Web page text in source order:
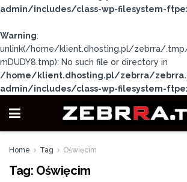
admin/includes/class-wp-filesystem-
Warning:
unlink(/home/klient.dhosting.pl/zebrra/
mDUDY8.tmp): No such file or directory in
/home/klient.dhosting.pl/zebrra/
admin/includes/class-wp-filesystem-
Home Tag Oświęcim
Tag: Oświęcim